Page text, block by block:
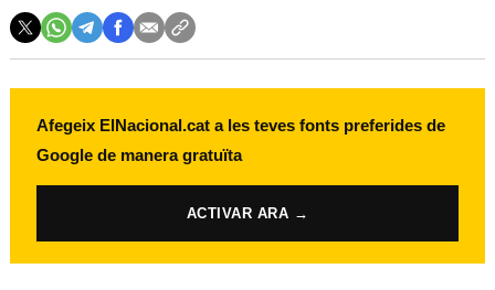
Afegeix ElNacional.cat a les teves fonts preferides de
Google de manera gratuïta
ACTIVAR ARA →